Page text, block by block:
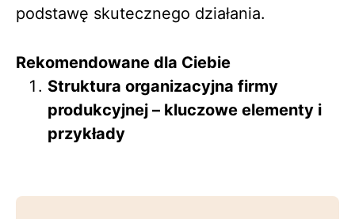
podstawę skutecznego działania.
Rekomendowane dla Ciebie
Struktura organizacyjna firmy
produkcyjnej – kluczowe elementy i
przykłady